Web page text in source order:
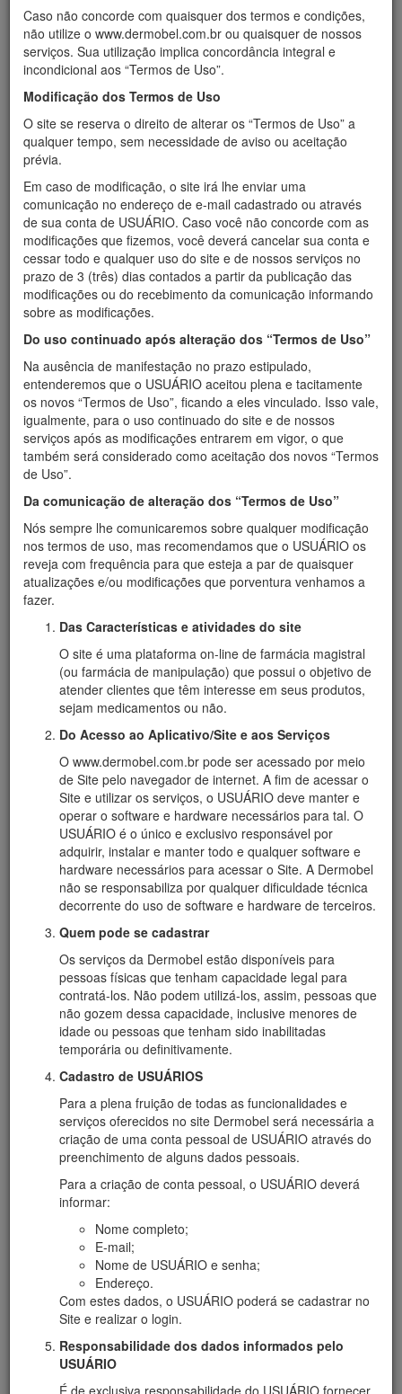
Caso não concorde com quaisquer dos termos e condições,
não utilize o www.dermobel.com.br ou quaisquer de nossos
serviços. Sua utilização implica concordância integral e
incondicional aos “Termos de Uso”.
Modificação dos Termos de Uso
O site se reserva o direito de alterar os “Termos de Uso” a
qualquer tempo, sem necessidade de aviso ou aceitação
prévia.
Em caso de modificação, o site irá lhe enviar uma
comunicação no endereço de e-mail cadastrado ou através
de sua conta de USUÁRIO. Caso você não concorde com as
modificações que fizemos, você deverá cancelar sua conta e
cessar todo e qualquer uso do site e de nossos serviços no
prazo de 3 (três) dias contados a partir da publicação das
modificações ou do recebimento da comunicação informando
sobre as modificações.
Do uso continuado após alteração dos “Termos de Uso”
Na ausência de manifestação no prazo estipulado,
entenderemos que o USUÁRIO aceitou plena e tacitamente
os novos “Termos de Uso”, ficando a eles vinculado. Isso vale,
igualmente, para o uso continuado do site e de nossos
serviços após as modificações entrarem em vigor, o que
também será considerado como aceitação dos novos “Termos
de Uso”.
Da comunicação de alteração dos “Termos de Uso”
Nós sempre lhe comunicaremos sobre qualquer modificação
nos termos de uso, mas recomendamos que o USUÁRIO os
reveja com frequência para que esteja a par de quaisquer
atualizações e/ou modificações que porventura venhamos a
fazer.
Das Características e atividades do site
O site é uma plataforma on-line de farmácia magistral
(ou farmácia de manipulação) que possui o objetivo de
atender clientes que têm interesse em seus produtos,
sejam medicamentos ou não.
Do Acesso ao Aplicativo/Site e aos Serviços
O www.dermobel.com.br pode ser acessado por meio
de Site pelo navegador de internet. A fim de acessar o
Site e utilizar os serviços, o USUÁRIO deve manter e
operar o software e hardware necessários para tal. O
USUÁRIO é o único e exclusivo responsável por
adquirir, instalar e manter todo e qualquer software e
hardware necessários para acessar o Site. A Dermobel
não se responsabiliza por qualquer dificuldade técnica
decorrente do uso de software e hardware de terceiros.
Quem pode se cadastrar
Os serviços da Dermobel estão disponíveis para
pessoas físicas que tenham capacidade legal para
contratá-los. Não podem utilizá-los, assim, pessoas que
não gozem dessa capacidade, inclusive menores de
idade ou pessoas que tenham sido inabilitadas
temporária ou definitivamente.
Cadastro de USUÁRIOS
Para a plena fruição de todas as funcionalidades e
serviços oferecidos no site Dermobel será necessária a
criação de uma conta pessoal de USUÁRIO através do
preenchimento de alguns dados pessoais.
Para a criação de conta pessoal, o USUÁRIO deverá
informar:
Nome completo;
E-mail;
Nome de USUÁRIO e senha;
Endereço.
Com estes dados, o USUÁRIO poderá se cadastrar no
Site e realizar o login.
Responsabilidade dos dados informados pelo
USUÁRIO
É de exclusiva responsabilidade do USUÁRIO fornecer,
A DERMOBEL possui serviço personalizado e assistência
farmacêutica para o paciente hipertenso, diabético e com
sobrepeso. Neste novo conceito de farmácia
comprometida com o bem estar do cliente, oferece
hipertensos e ainda uma linha ortopédica na sua nova loja
na RUA ALMIRANTE TAMANDARÉ Nº 595, CENTRO
A DERMOBEL, como empresa socialmente responsável,
tem dispensado especial cuidado com a qualidade de vida
importância no trato da saúde de cada um, dedica-se na
educação em saúde, na atenção farmacêutica e em
campanhas de prevenção.
Pioneira como farmácia de manipulação do extremo-oeste
e sendo a primeira no Oeste de Santa Catarina a receber a
licença especial da ANVISA para manipulação de
medicamentos controlados. A DERMOBEL também
recebeu a certificação do SIQUAT coroando os esforços
de toda a equipe na qualificação de seus processos e
A DERMOBEL está sempre inovando na qualificação do
atendimento, através de investimentos na infra-estrutura
de seus laboratórios e na capacitação dos funcionários.
Agora, dá mais um grande passo na ampliação de seus
serviços e conta com duas lojas para melhor atender à
comunidade.
LABORATÓRIOS
Laboratório de Controle de qualidade:Neste local
são realizados testes de triagem da matéria-prima
adquirida, com rigoroso controle garantindo produtos de
qualidade. São avaliadas as características
organolépticas, propriedades físico-químicas como ponto
desvio de qualidade, a matéria-prima é devolvida ou
enviada para um laboratório terceirizado, para
confirmação dos reultados.
Laboratório de Encapsulados:Neste local são
preparadas as formulações para uso interno em cápsulas
temperatura e umidade, favorecendo a manipulação dos
pós em condições adequadas para a preservação e
qualidade dos medicamentos e insumos. A manipulação
das cápsulas é executada em capelas para exaustão de
pós, evitando a contaminação cruzada entre os
medicamentos.
Laboratório de Uso externo e líquidos:São
preparadas formulações de uso externo como cremes,
loções, shampoos, géis, soluções, e géis transdérmicos e
formulações de uso interno como xaropes, soluções,
OUTROS SETORES
No Almoxarifado, são armazenadas as substâncias e
princípios ativos sob ordem de classificação por grupo
com controle de temperatura e umidade, após serem
aprovados pelo controle de qualidade.
A limpeza e esterilização das embalagens são preparadas
para uso. Lavadas e colocadas em estufas para secagem e
ou esterilização conforme o caso, estabelecendo plenas
condições de segurança e higiene das embalagens e
garantindo a estabilidade e qualidade do produto final.